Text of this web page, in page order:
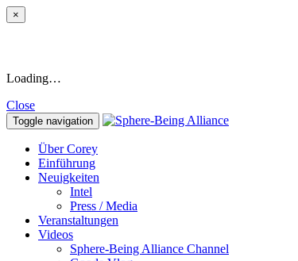
×
Loading…
Close
Toggle navigation
Über Corey
Einführung
Neuigkeiten
Intel
Press / Media
Veranstaltungen
Videos
Sphere-Being Alliance Channel